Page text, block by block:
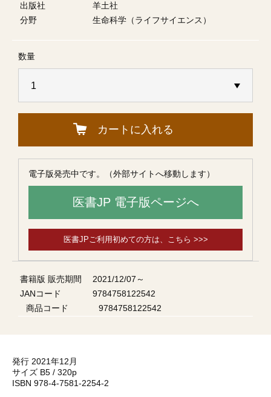
出版社
羊土社
分野
生命科学（ライフサイエンス）
数量
カートに入れる
電子版発売中です。（外部サイトへ移動します）
医書JP 電子版ページへ
医書JPご利用初めての方は、こちら >>>
書籍版 販売期間
2021/12/07～
JANコード
9784758122542
商品コード
9784758122542
発行 2021年12月
サイズ B5 / 320p
ISBN 978-4-7581-2254-2